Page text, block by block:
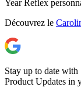
Year Reflex
Découvrez le
Stay up to date
Product Updates in